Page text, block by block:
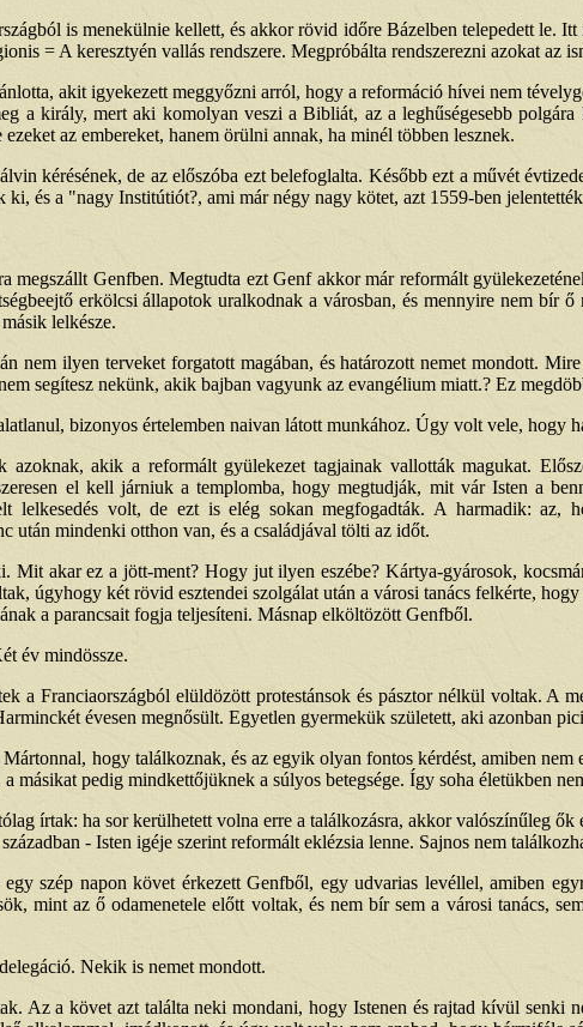
is menekülnie kellett, és akkor rövid időre Bázelben telepedett
= A keresztyén vallás rendszere. Megpróbálta rendszerezni azokat az
akit igyekezett meggyőzni arról, hogy a reformáció hívei nem
a király, mert aki komolyan veszi a Bibliát, az a leghűségesebb
az embereket, hanem örülni annak, ha minél többen lesznek.
kérésének, de az előszóba ezt belefoglalta. Később ezt a művét
és a "nagy Institútiót?, ami már négy nagy kötet, azt 1559-ben
megszállt Genfben. Megtudta ezt Genf akkor már reformált
erkölcsi állapotok uralkodnak a városban, és mennyire nem bír
lelkésze.
nem ilyen terveket forgatott magában, és határozott nemet mondott.
segítesz nekünk, akik bajban vagyunk az evangélium miatt.? Ez
bizonyos értelemben naivan látott munkához. Úgy volt vele, hogy
azoknak, akik a reformált gyülekezet tagjainak vallották magukat.
el kell járniuk a templomba, hogy megtudják, mit vár Isten a
lelkesedés volt, de ezt is elég sokan megfogadták. A harmadik:
után mindenki otthon van, és a családjával tölti az időt.
Mit akar ez a jött-ment? Hogy jut ilyen eszébe? Kártya-gyárosok,
úgyhogy két rövid esztendei szolgálat után a városi tanács felkérte,
a parancsait fogja teljesíteni. Másnap elköltözött Genfből.
év mindössze.
a Franciaországból elüldözött protestánsok és pásztor nélkül voltak. A
évesen megnősült. Egyetlen gyermekük született, aki azonban
hogy találkoznak, és az egyik olyan fontos kérdést, amiben
másikat pedig mindkettőjüknek a súlyos betegsége. Így soha életükben
írtak: ha sor kerülhetett volna erre a találkozásra, akkor valószínűleg
- Isten igéje szerint reformált eklézsia lenne. Sajnos nem
szép napon követ érkezett Genfből, egy udvarias levéllel, amiben
mint az ő odamenetele előtt voltak, és nem bír sem a városi tanács,
Nekik is nemet mondott.
Az a követ azt találta neki mondani, hogy Istenen és rajtad kívül